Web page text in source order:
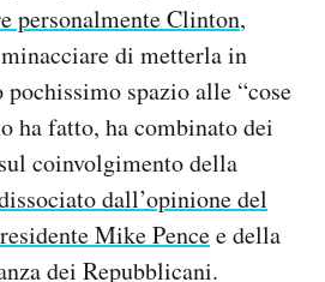
personalmente Clinton,
di metterla in
spazio alle “cose
ha fatto, ha combinato dei
coinvolgimento della
dall’opinione del
Mike Pencee della
dei Repubblicani.